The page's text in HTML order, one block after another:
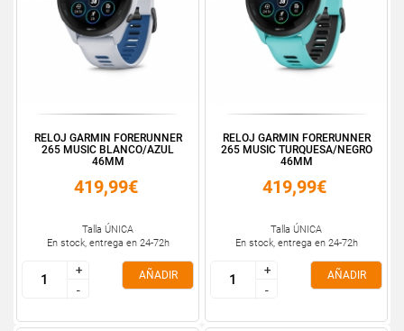
RELOJ GARMIN FORERUNNER
265 MUSIC BLANCO/AZUL
46MM
419,99€
Talla ÚNICA
En stock, entrega en 24-72h
+
-
+
-
AÑADIR
RELOJ GARMIN FORERUNNER
265 MUSIC TURQUESA/NEGRO
46MM
419,99€
Talla ÚNICA
En stock, entrega en 24-72h
+
-
+
-
AÑADIR